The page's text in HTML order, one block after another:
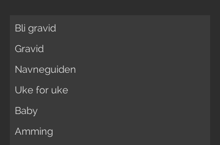
Bli gravid
Gravid
Navneguiden
Uke for uke
Baby
Amming